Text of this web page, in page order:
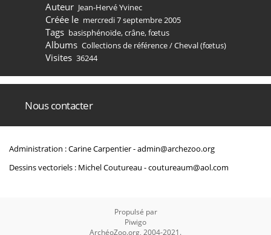
Auteur Jean-Hervé Yvinec
Créée le mercredi 7 septembre 2005
Tags basisphénoïde,crâne,fœtus
Albums Collections de référence/Cheval (fœtus)
Visites 36244
Nous contacter
Administration : Carine Carpentier -admin@archezoo.org
Dessins vectoriels : Michel Coutureau -coutureaum@aol.com
Propulsé par
Piwigo
ArchéoZoo.org, 2004-2021.